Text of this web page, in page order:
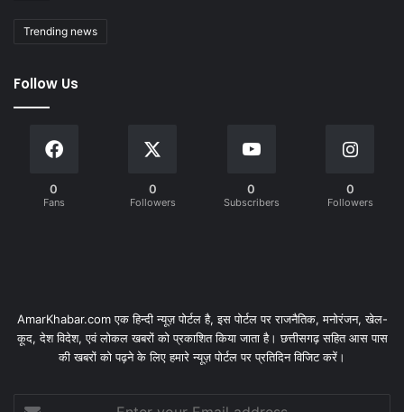
Trending news
Follow Us
0
Fans
0
Followers
0
Subscribers
0
Followers
AmarKhabar.com एक हिन्दी न्यूज़ पोर्टल है, इस पोर्टल पर राजनैतिक, मनोरंजन, खेल-
कूद, देश विदेश, एवं लोकल खबरों को प्रकाशित किया जाता है। छत्तीसगढ़ सहित आस पास
की खबरों को पढ़ने के लिए हमारे न्यूज़ पोर्टल पर प्रतिदिन विजिट करें।